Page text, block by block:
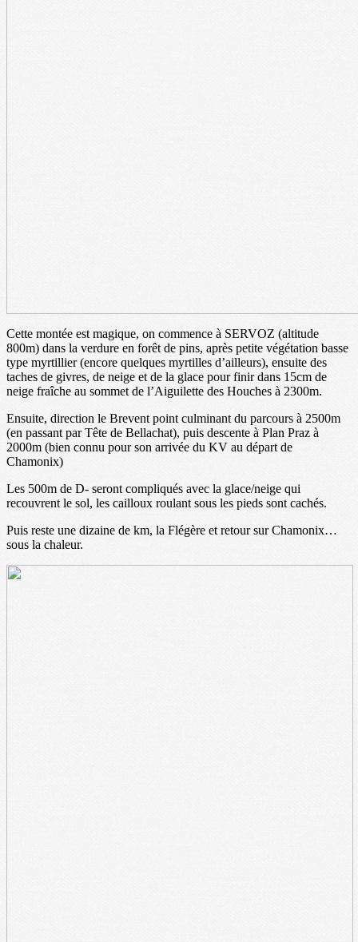
Cette montée est magique, on commence à SERVOZ (altitude
800m) dans la verdure en forêt de pins, après petite végétation basse
type myrtillier (encore quelques myrtilles d’ailleurs), ensuite des
taches de givres, de neige et de la glace pour finir dans 15cm de
neige fraîche au sommet de l’Aiguilette des Houches à 2300m.
Ensuite, direction le Brevent point culminant du parcours à 2500m
(en passant par Tête de Bellachat), puis descente à Plan Praz à
2000m (bien connu pour son arrivée du KV au départ de
Chamonix)
Les 500m de D- seront compliqués avec la glace/neige qui
recouvrent le sol, les cailloux roulant sous les pieds sont cachés.
Puis reste une dizaine de km, la Flégère et retour sur Chamonix…
sous la chaleur.